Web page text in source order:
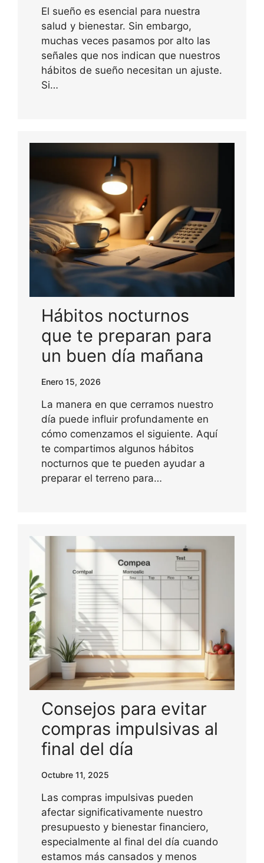
El sueño es esencial para nuestra
salud y bienestar. Sin embargo,
muchas veces pasamos por alto las
señales que nos indican que nuestros
hábitos de sueño necesitan un ajuste.
Si…
Hábitos nocturnos
que te preparan para
un buen día mañana
Enero 15, 2026
La manera en que cerramos nuestro
día puede influir profundamente en
cómo comenzamos el siguiente. Aquí
te compartimos algunos hábitos
nocturnos que te pueden ayudar a
preparar el terreno para…
Consejos para evitar
compras impulsivas al
final del día
Octubre 11, 2025
Las compras impulsivas pueden
afectar significativamente nuestro
presupuesto y bienestar financiero,
especialmente al final del día cuando
estamos más cansados y menos